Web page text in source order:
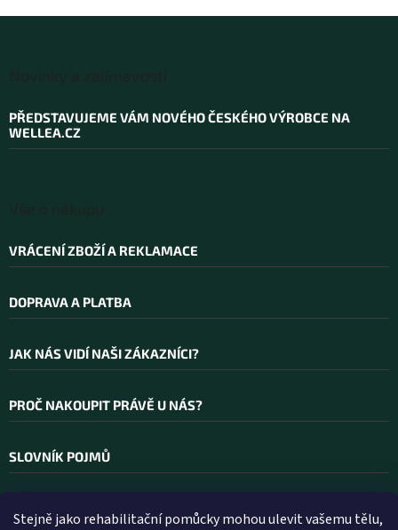
Stejně jako rehabilitační pomůcky mohou ulevit vašemu tělu,
PŘEDSTAVUJEME VÁM NOVÉHO ČESKÉHO VÝROBCE NA
WELLEA.CZ
VRÁCENÍ ZBOŽÍ A REKLAMACE
DOPRAVA A PLATBA
JAK NÁS VIDÍ NAŠI ZÁKAZNÍCI?
PROČ NAKOUPIT PRÁVĚ U NÁS?
SLOVNÍK POJMŮ